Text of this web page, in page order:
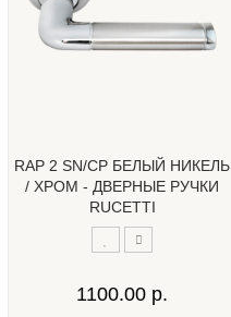
RAP 2 SN/CP БЕЛЫЙ НИКЕЛЬ
/ ХРОМ - ДВЕРНЫЕ РУЧКИ
RUCETTI
1100.00 р.